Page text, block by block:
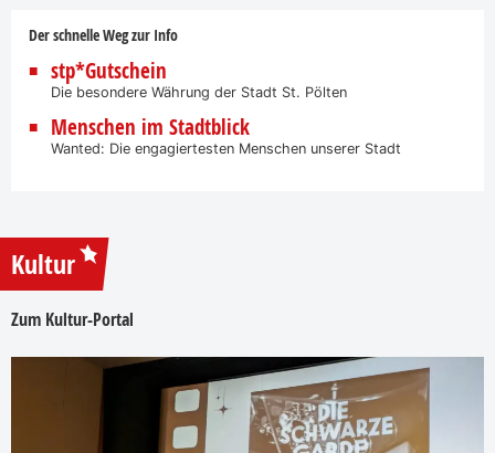
Der schnelle Weg zur Info
stp*Gutschein
Die besondere Währung der Stadt St. Pölten
Menschen im Stadtblick
Wanted: Die engagiertesten Menschen unserer Stadt
Kultur
Zum Kultur-Portal